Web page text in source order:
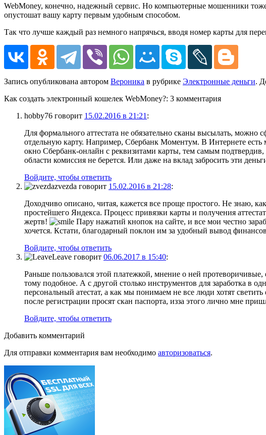
WebMoney, конечно, надежный сервис. Но компьютерные мошенники
опустошат вашу карту первым удобным способом.
Так что лучше каждый раз немного напрячься, вводя номер карты для
Запись опубликована автором Вероника в рубрике Электронные деньги.
Как создать электронный кошелек WebMoney?: 3 комментария
hobby76 говорит 15.02.2016 в 21:21 :
Для формального аттестата не обязательно сканы высылать,
отдельную карту. Например, Сбербанк Моментум. В Интернете есть
окно Сбербанк-онлайн с реквизитами карты, тем самым
области комиссия не берется. Или даже на вклад забросить эти
Войдите, чтобы ответить
zvezda говорит 15.02.2016 в 21:28:
Доходчиво описано, читая, кажется все проще простого. Не знаю,
простейшего Яндекса. Процесс привязки карты и получения
жертв!
Пару нажатий кнопок на сайте, и все мои честно
хочется. Кстати, благодарный поклон им за удобный вывод
Войдите, чтобы ответить
Leave говорит 06.06.2017 в 15:40:
Раньше пользовался этой платежкой, мнение о ней
тому подобное. А с другой столько инструментов для заработка в
персональный атестат, а как мы понимаем не все люди хотят
после регистрации просят скан паспорта, изза этого лично мне
Войдите, чтобы ответить
Добавить комментарий
Для отправки комментария вам необходимо авторизоваться.